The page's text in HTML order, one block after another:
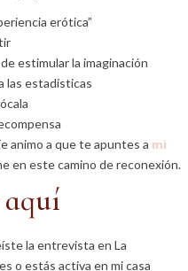
erótica”
estimular la imaginación
las estadísticas
animo a que te apuntes a mi
en este camino de reconexión.
aquí
la entrevista en La
o estás activa en mi casa